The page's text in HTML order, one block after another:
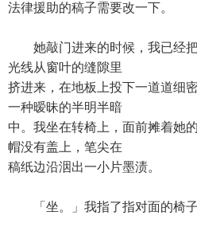
法律援助的稿子需要改一下。
她敲门进来的时候，我已经把
光线从窗叶的缝隙里
挤进来，在地板上投下一道道细
一种暧昧的半明半暗
中。我坐在转椅上，面前摊着她
帽没有盖上，笔尖在
稿纸边沿洇出一小片墨渍。
「坐。」我指了指对面的椅子